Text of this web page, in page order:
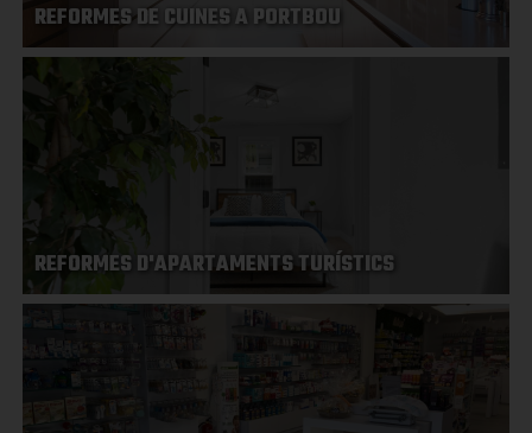
REFORMES DE CUINES A PORTBOU
REFORMES D'APARTAMENTS TURÍSTICS